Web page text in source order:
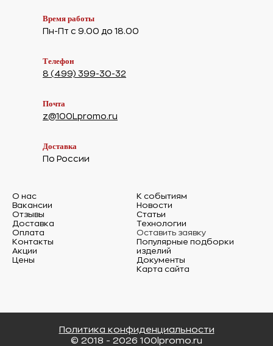
Время работы
Пн-Пт с 9.00 до 18.00
Телефон
8 (499) 399-30-32
Почта
z@100Lpromo.ru
Доставка
По России
О нас
Вакансии
Отзывы
Доставка
Оплата
Контакты
Акции
Цены
К событиям
Новости
Статьи
Технологии
Оставить заявку
Популярные подборки
изделий
Документы
Карта сайта
© 2018 - 2026 100lpromo.ru
Политика конфиденциальности